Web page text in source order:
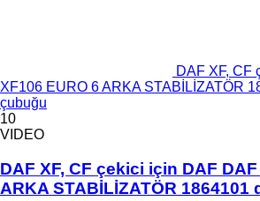
DAF XF, CF
XF106 EURO 6 ARKA STABİLİZATÖR
çubuğu
10
VIDEO
DAF XF, CF çekici için DAF
ARKA STABİLİZATÖR 1864101